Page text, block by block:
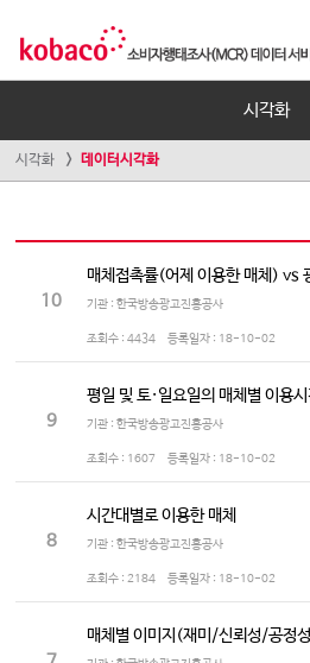
시각화
시각화 데이터시각화
10 기관 : 한국방송광고진흥공사
조회수 : 4434 등록일자 : 18-10-02
9
평일 및 토·일요일의 매체별 이용
기관 : 한국방송광고진흥공사
조회수 : 1607 등록일자 : 18-10-02
8
시간대별로 이용한 매체
기관 : 한국방송광고진흥공사
조회수 : 2184 등록일자 : 18-10-02
매체별 이미지(재미/신뢰성/공정